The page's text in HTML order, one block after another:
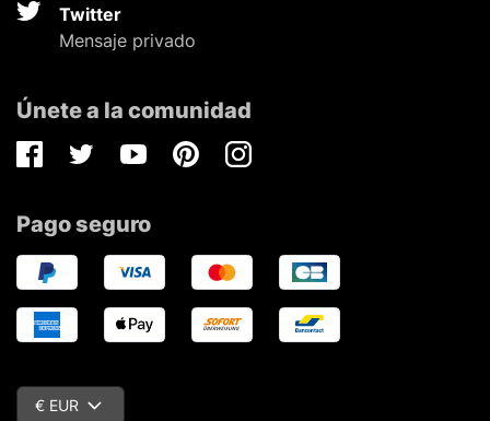
Twitter
Mensaje privado
Únete a la comunidad
FacebookTwitterYoutubePinterestInstagram
Pago seguro
€ EUR